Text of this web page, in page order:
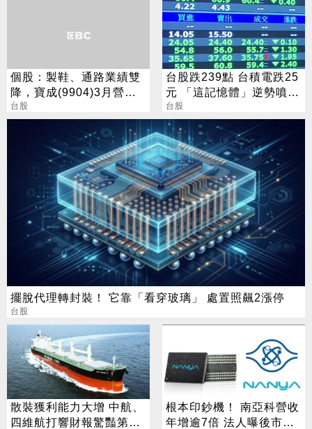
個股：製鞋、通路業績雙
降，寶成(9904)3月營收
年減逾一成
台股
台股跌239點 台積電跌25
元 「這記憶體」逆勢噴
5%
台股
擺脫代理轉封裝！ 它靠「看穿玻璃」 處置照飆2漲停
台股
散裝獲利能力大增 中航、
四維航打響財報驚豔第一
根本印鈔機！ 南亞科營收
年增逾7倍 法人曝後市觀